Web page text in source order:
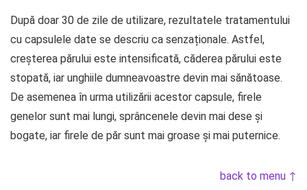
După doar 30 de zile de utilizare, rezultatele tratamentului
cu capsulele date se descriu ca senzaționale. Astfel,
creșterea părului este intensificată, căderea părului este
stopată, iar unghiile dumneavoastre devin mai sănătoase.
De asemenea în urma utilizării acestor capsule, firele
genelor sunt mai lungi, sprâncenele devin mai dese și
bogate, iar firele de păr sunt mai groase și mai puternice.
back to menu ↑